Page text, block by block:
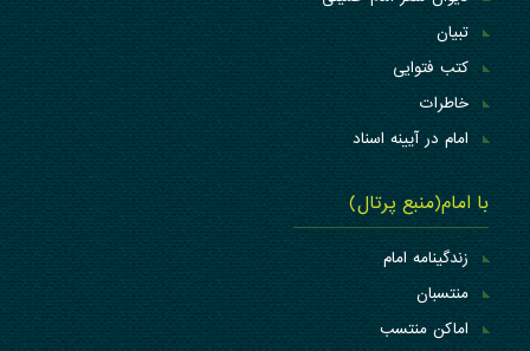
تبیان
کتب فتوایی
خاطرات
امام در آیینه اسناد
با امام(منبع پرتال)
زندگینامه امام
منتسبان
اماکن منتسب